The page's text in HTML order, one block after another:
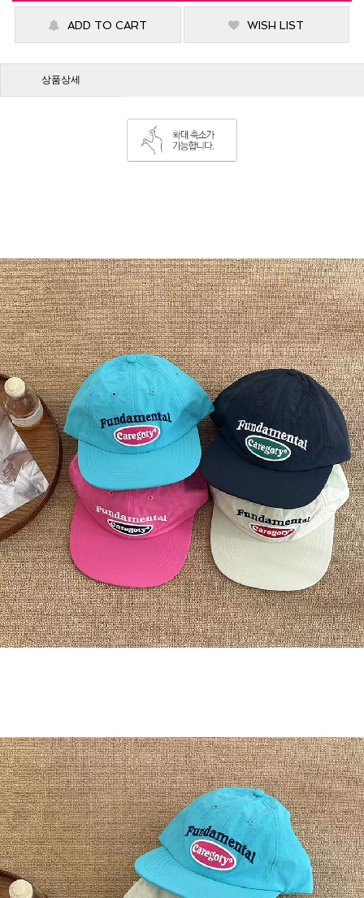
ADD TO CART WISH LIST
상품상세